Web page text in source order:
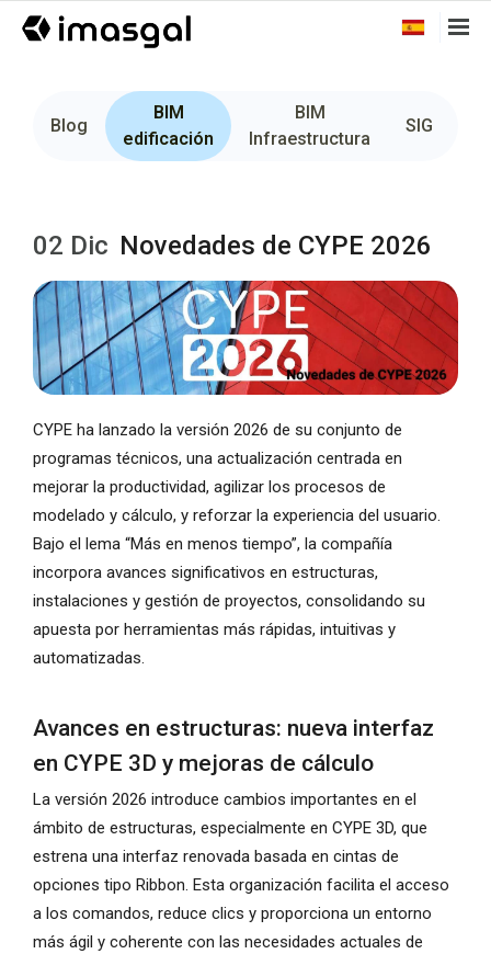
Blog
BIM
edificación
BIM
Infraestructura
SIG
02 Dic Novedades de CYPE 2026
CYPE ha lanzado la versión 2026 de su conjunto de
programas técnicos, una actualización centrada en
mejorar la productividad, agilizar los procesos de
modelado y cálculo, y reforzar la experiencia del usuario.
Bajo el lema “Más en menos tiempo”, la compañía
incorpora avances significativos en estructuras,
instalaciones y gestión de proyectos, consolidando su
apuesta por herramientas más rápidas, intuitivas y
automatizadas.
Avances en estructuras: nueva interfaz
en CYPE 3D y mejoras de cálculo
La versión 2026 introduce cambios importantes en el
ámbito de estructuras, especialmente en CYPE 3D, que
estrena una interfaz renovada basada en cintas de
opciones tipo Ribbon. Esta organización facilita el acceso
a los comandos, reduce clics y proporciona un entorno
más ágil y coherente con las necesidades actuales de